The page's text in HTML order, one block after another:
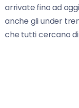
arrivate fino ad
anche gli under
che tutti cercano